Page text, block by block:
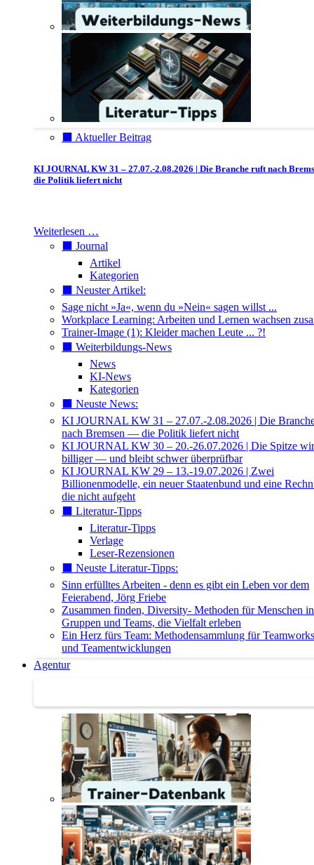
⬛️ Aktueller Beitrag
KI JOURNAL KW 31 – 27.07.-2.08.2026 | Die Branche ruft nach
die Politik liefert nicht
Weiterlesen …
⬛️ Journal
Artikel
Kategorien
⬛️ Neuster Artikel:
Sage nicht »Ja«, wenn du »Nein« sagen willst ...
Workplace Learning: Arbeiten und Lernen wachsen
Trainer-Image (1): Kleider machen Leute ... ?!
⬛️ Weiterbildungs-News
News
KI-News
Kategorien
⬛️ Neuste News:
KI JOURNAL KW 31 – 27.07.-2.08.2026 | Die
nach Bremsen — die Politik liefert nicht
KI JOURNAL KW 30 – 20.-26.07.2026 | Die Spitze
billiger — und bleibt schwer überprüfbar
KI JOURNAL KW 29 – 13.-19.07.2026 | Zwei
Billionenmodelle, ein neuer Staatenbund und eine
die nicht aufgeht
⬛️ Literatur-Tipps
Literatur-Tipps
Verlage
Leser-Rezensionen
⬛️ Neuste Literatur-Tipps:
Sinn erfülltes Arbeiten - denn es gibt ein Leben vor dem
Feierabend, Jörg Friebe
Zusammen finden, Diversity- Methoden für Menschen in
Gruppen und Teams, die Vielfalt erleben
Ein Herz fürs Team: Methodensammlung für
und Teamentwicklungen
Agentur